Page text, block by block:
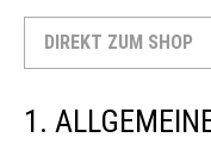
DIREKT ZUM SHOP
1.